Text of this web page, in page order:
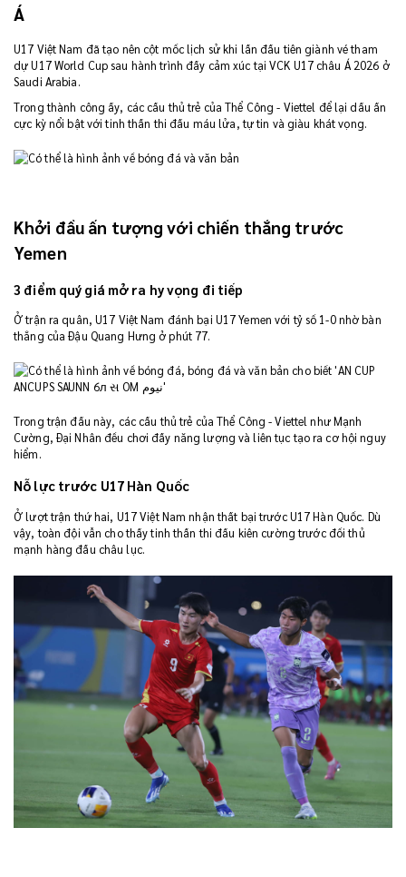
Á
U17 Việt Nam đã tạo nên cột mốc lịch sử khi lần đầu tiên giành vé tham
dự U17 World Cup sau hành trình đầy cảm xúc tại VCK U17 châu Á 2026 ở
Saudi Arabia.
Trong thành công ấy, các cầu thủ trẻ của Thể Công - Viettel để lại dấu ấn
cực kỳ nổi bật với tinh thần thi đấu máu lửa, tự tin và giàu khát vọng.
Khởi đầu ấn tượng với chiến thắng trước
Yemen
3 điểm quý giá mở ra hy vọng đi tiếp
Ở trận ra quân, U17 Việt Nam đánh bại U17 Yemen với tỷ số 1-0 nhờ bàn
thắng của Đậu Quang Hưng ở phút 77.
Trong trận đấu này, các cầu thủ trẻ của Thể Công - Viettel như Mạnh
Cường, Đại Nhân đều chơi đầy năng lượng và liên tục tạo ra cơ hội nguy
hiểm.
Nỗ lực trước U17 Hàn Quốc
Ở lượt trận thứ hai, U17 Việt Nam nhận thất bại trước U17 Hàn Quốc. Dù
vậy, toàn đội vẫn cho thấy tinh thần thi đấu kiên cường trước đối thủ
mạnh hàng đầu châu lục.